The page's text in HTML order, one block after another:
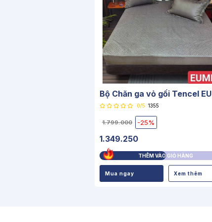
Bộ Chăn ga vỏ gối Tencel EU
0/5 1355
1.799.000 -25%
1.349.250
THÊM VÀO GIỎ HÀNG
Mua ngay Xem thêm